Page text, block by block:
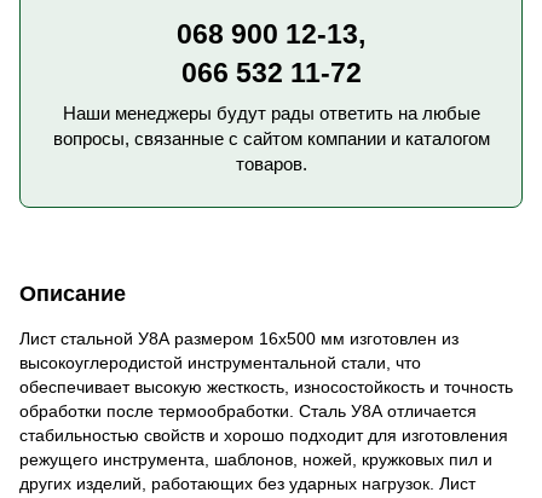
068 900 12-13,
066 532 11-72
Наши менеджеры будут рады ответить на любые
вопросы, связанные с сайтом компании и каталогом
товаров.
Описание
Лист стальной У8А размером 16х500 мм изготовлен из
высокоуглеродистой инструментальной стали, что
обеспечивает высокую жесткость, износостойкость и точность
обработки после термообработки. Сталь У8А отличается
стабильностью свойств и хорошо подходит для изготовления
режущего инструмента, шаблонов, ножей, кружковых пил и
других изделий, работающих без ударных нагрузок. Лист